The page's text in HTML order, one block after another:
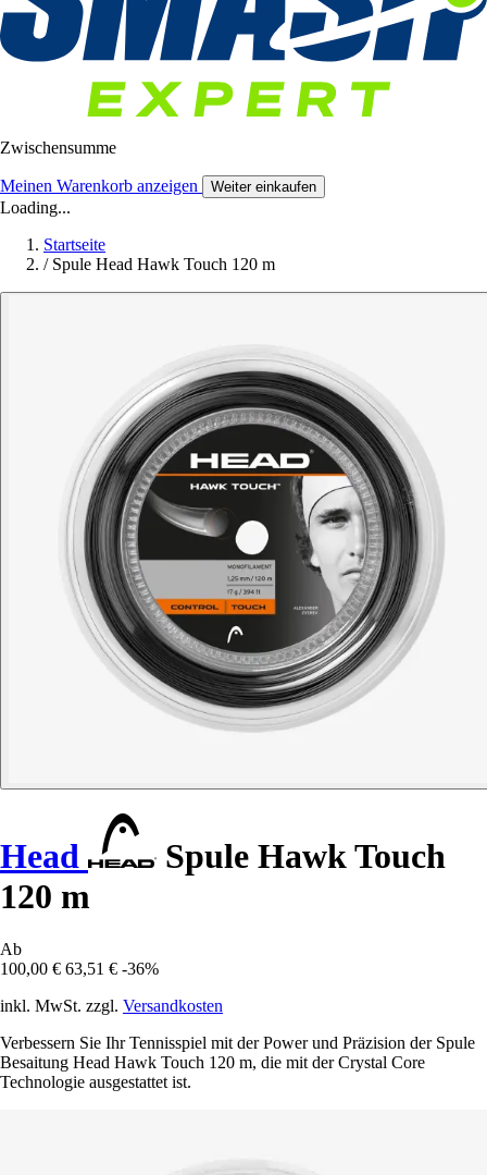
Zwischensumme
Meinen Warenkorb anzeigen Weiter einkaufen
Loading...
Startseite
/ Spule Head Hawk Touch 120 m
Head
Spule Hawk Touch
120 m
Ab
100,00 € 63,51 € -36%
inkl. MwSt. zzgl. Versandkosten
Verbessern Sie Ihr Tennisspiel mit der Power und Präzision der Spule
Besaitung Head Hawk Touch 120 m, die mit der Crystal Core
Technologie ausgestattet ist.